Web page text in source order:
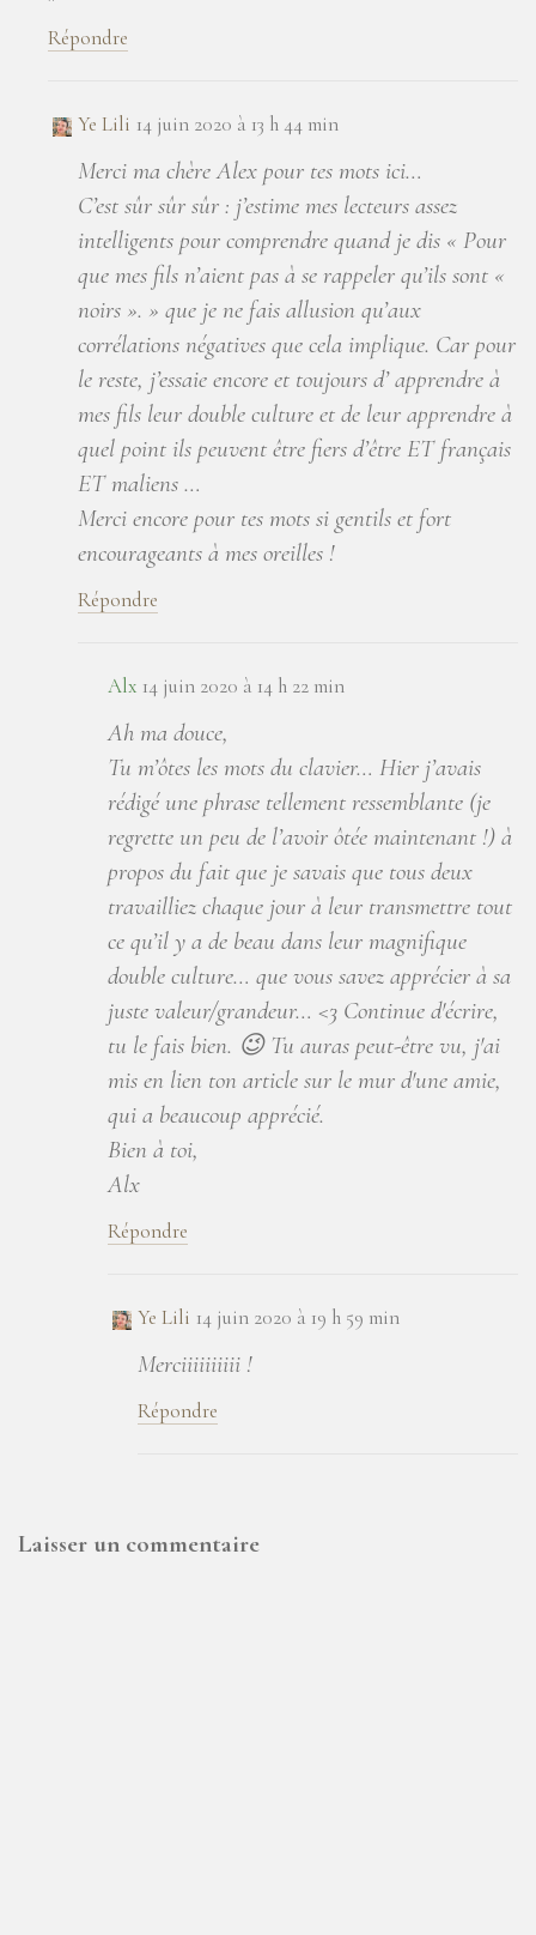
Répondre
Ye Lili 14 juin 2020 à 13 h 44 min
Merci ma chère Alex pour tes mots ici…
C’est sûr sûr sûr : j’estime mes lecteurs assez
intelligents pour comprendre quand je dis « Pour
que mes fils n’aient pas à se rappeler qu’ils sont «
noirs ». » que je ne fais allusion qu’aux
corrélations négatives que cela implique. Car pour
le reste, j’essaie encore et toujours d’ apprendre à
mes fils leur double culture et de leur apprendre à
quel point ils peuvent être fiers d’être ET français
ET maliens …
Merci encore pour tes mots si gentils et fort
encourageants à mes oreilles !
Répondre
Alx 14 juin 2020 à 14 h 22 min
Ah ma douce,
Tu m’ôtes les mots du clavier… Hier j’avais
rédigé une phrase tellement ressemblante (je
regrette un peu de l’avoir ôtée maintenant !) à
propos du fait que je savais que tous deux
travailliez chaque jour à leur transmettre tout
ce qu’il y a de beau dans leur magnifique
double culture… que vous savez apprécier à sa
juste valeur/grandeur… <3 Continue d'écrire,
tu le fais bien. 😉 Tu auras peut-être vu, j'ai
mis en lien ton article sur le mur d'une amie,
qui a beaucoup apprécié.
Bien à toi,
Alx
Répondre
Ye Lili 14 juin 2020 à 19 h 59 min
Merciiiiiiiiii !
Répondre
Laisser un commentaire